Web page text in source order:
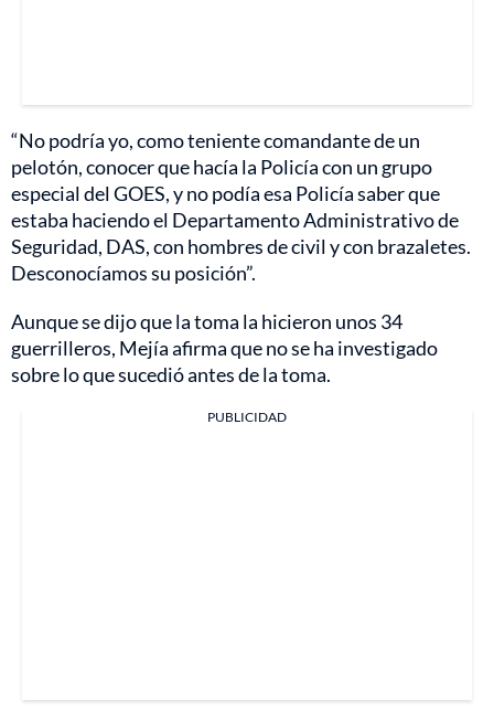
“No podría yo, como teniente comandante de un
pelotón, conocer que hacía la Policía con un grupo
especial del GOES, y no podía esa Policía saber que
estaba haciendo el Departamento Administrativo de
Seguridad, DAS, con hombres de civil y con brazaletes.
Desconocíamos su posición”.
Aunque se dijo que la toma la hicieron unos 34
guerrilleros, Mejía afirma que no se ha investigado
sobre lo que sucedió antes de la toma.
PUBLICIDAD